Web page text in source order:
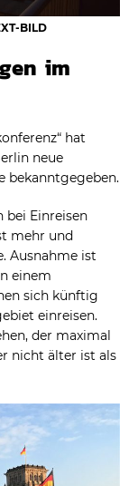
BILD
im
hat
neue
bekanntgegeben.
bei Einreisen
mehr und
Ausnahme ist
einem
sich künftig
einreisen.
der maximal
nicht älter ist als